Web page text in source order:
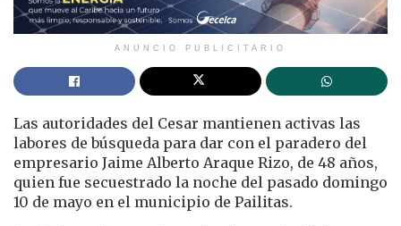
ANUNCIO PUBLICITARIO
Las autoridades del Cesar mantienen activas las
labores de búsqueda para dar con el paradero del
empresario Jaime Alberto Araque Rizo, de 48 años,
quien fue secuestrado la noche del pasado domingo
10 de mayo en el municipio de Pailitas.